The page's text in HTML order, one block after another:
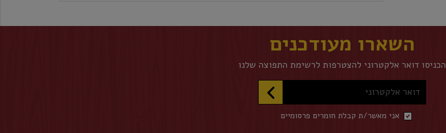
השארו מעודכנים
הכניסו דואר אלקטרוני להצטרפות לרשימת התפוצה שלנו
דואר אלקטרוני
אני מאשר/ת קבלת חומרים פרסומיים